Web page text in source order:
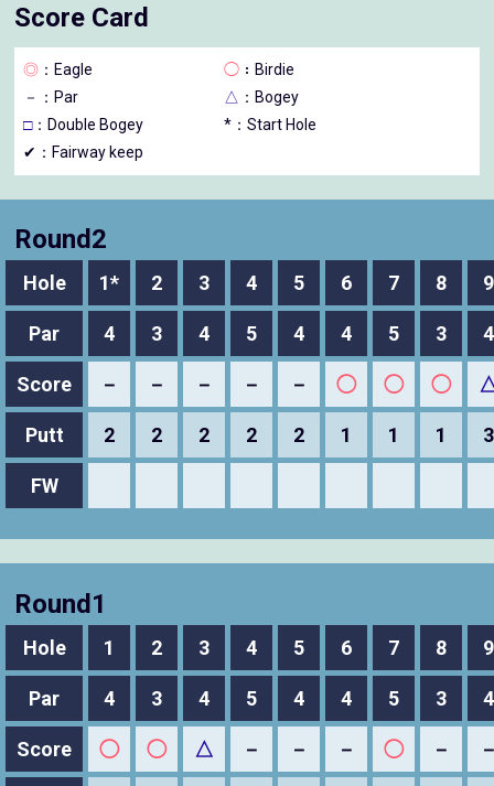
Score Card
◎ ：Eagle ◯ ：Birdie
－
：Par △ ：Bogey
□：Double Bogey
*：Start Hole
✔：Fairway keep
Round2
Hole 1* 2 3 4 5 6 7 8 9
Par 4 3 4 5 4 4 5 3 4
Score － － － － － ◯ ◯ ◯
Putt 2 2 2 2 2 1 1 1 3
FW
Round1
Hole 1 2 3 4 5 6 7 8 9
Par 4 3 4 5 4 4 5 3 4
Score ◯ ◯ △ － － － ◯ －